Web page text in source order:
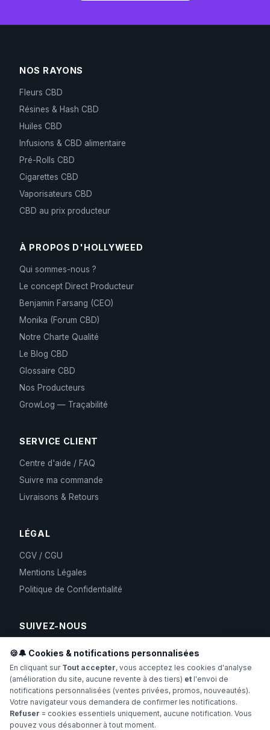
NOS RAYONS
Fleurs CBD
Résines & Hash CBD
Huiles CBD
Infusions & CBD alimentaire
Pré-Rolls CBD
Cigarettes CBD
Vaporisateurs CBD
CBD au prix producteur
À PROPOS D'HOLLYWEED
Qui sommes-nous ?
Le concept Direct Producteur
Benjamin Farsang (CEO)
Monika (Forum CBD)
Notre Charte Qualité
Le Blog CBD
Glossaire CBD
Nos Producteurs
GrowLog — Traçabilité
SERVICE CLIENT
Centre d'aide / FAQ
Suivre ma commande
Livraisons & Retours
LÉGAL
CGV / CGU
Mentions Légales
Politique de Confidentialité
SUIVEZ-NOUS
🍪🔔 Cookies & notifications personnalisées
En cliquant sur Tout accepter, vous acceptez les cookies d'analyse
(amélioration du site, aucune revente à des tiers) et l'envoi de
notifications personnalisées (ventes privées, promos, nouveautés).
Votre navigateur vous demandera de confirmer les notifications.
Refuser = cookies essentiels uniquement, aucune notification. Vous
pouvez vous désabonner à tout moment.